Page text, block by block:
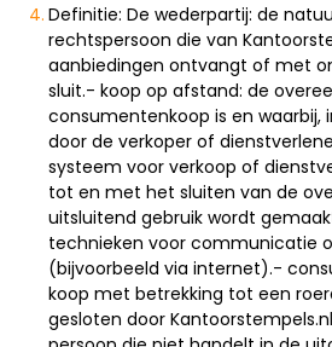
Definitie: De wederpartij: de
rechtspersoon die van
aanbiedingen ontvangt of met
sluit.- koop op afstand: de
consumentenkoop is en waarbij,
door de verkoper of
systeem voor verkoop of
tot en met het sluiten van de
uitsluitend gebruik wordt
technieken voor communicatie
(bijvoorbeeld via internet).-
koop met betrekking tot een
gesloten door